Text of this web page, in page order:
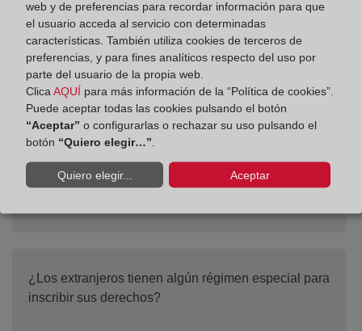
¿Existe algún servicio que permita la petición
automatizada de información registral?
¿Los extranjeros tienen algún régimen especial para
inscribir sus derechos?
web y de preferencias para recordar información para que
el usuario acceda al servicio con determinadas
características. También utiliza cookies de terceros de
preferencias, y para fines analíticos respecto del uso por
parte del usuario de la propia web.
Clica AQUÍ para más información de la “Política de cookies”.
Puede aceptar todas las cookies pulsando el botón
“Aceptar” o configurarlas o rechazar su uso pulsando el
botón “Quiero elegir…”
Quiero elegir... Aceptar